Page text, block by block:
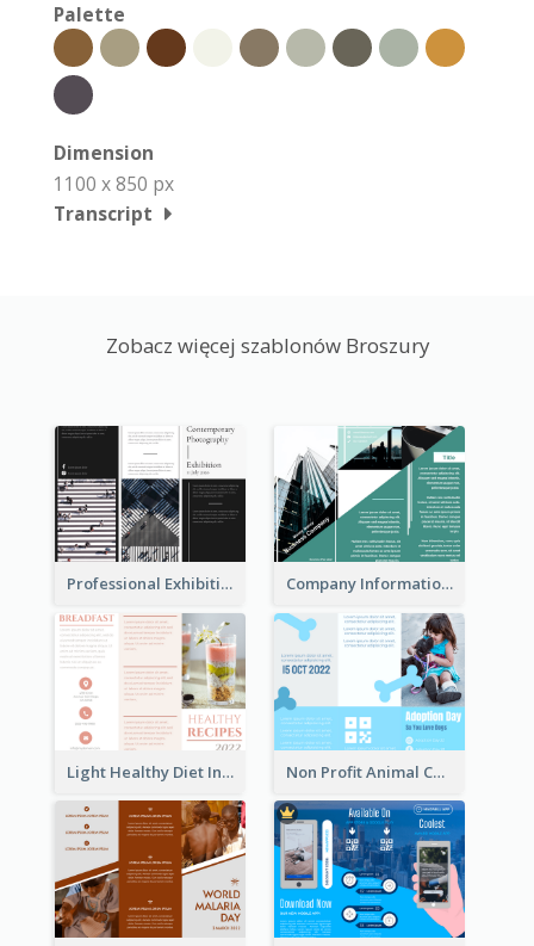
Palette
Dimension
1100 x 850 px
Transcript
Zobacz więcej szablonów Broszury
Professional Exhibition Event Tri Fold Brochure Company Informational Tri Fold Brochure
Light Healthy Diet Informational Tri Fold Brochure Non Profit Animal Community Tri Fold Brochure